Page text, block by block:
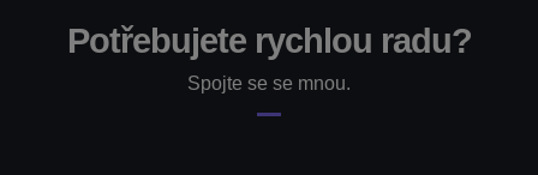
Potřebujete rychlou radu?
Spojte se se mnou.